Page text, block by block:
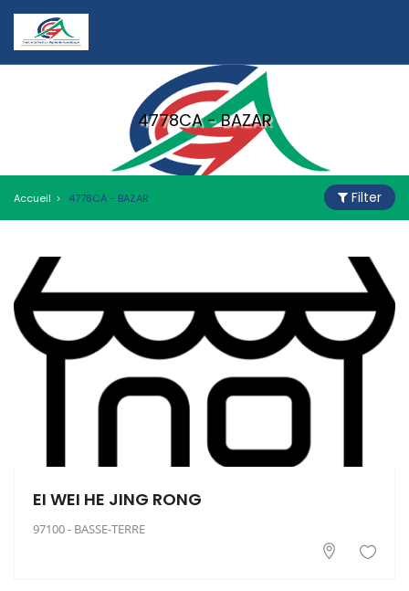
4778CA - BAZAR
Accueil 4778CA - BAZAR Filter
EI WEI HE JING RONG
97100 - BASSE-TERRE